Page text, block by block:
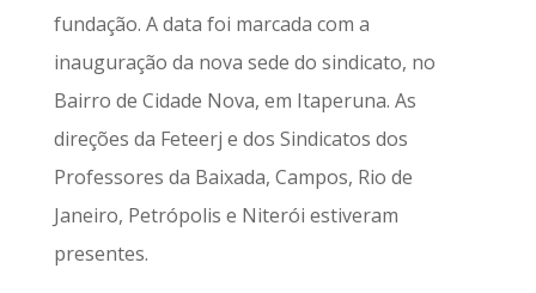
fundação. A data foi marcada com a
inauguração da nova sede do sindicato, no
Bairro de Cidade Nova, em Itaperuna. As
direções da Feteerj e dos Sindicatos dos
Professores da Baixada, Campos, Rio de
Janeiro, Petrópolis e Niterói estiveram
presentes.